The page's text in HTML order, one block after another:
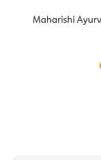
Maharishi